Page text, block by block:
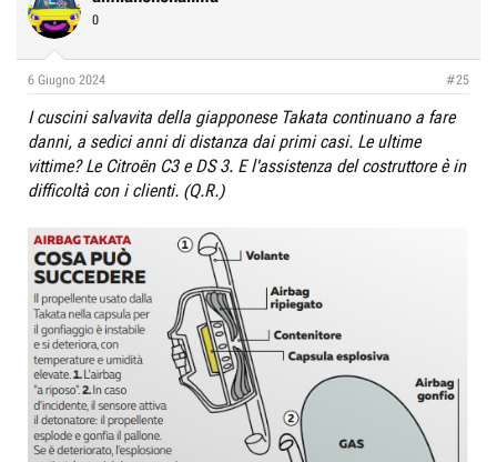
0
6 Giugno 2024 #25
I cuscini salvavita della giapponese Takata continuano a fare
danni, a sedici anni di distanza dai primi casi. Le ultime
vittime? Le Citroën C3 e DS 3. E l'assistenza del costruttore è in
difficoltà con i clienti. (Q.R.)